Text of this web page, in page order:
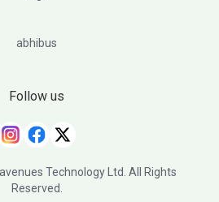
abhibus
Follow us
Technology Ltd. All Rights
Reserved.